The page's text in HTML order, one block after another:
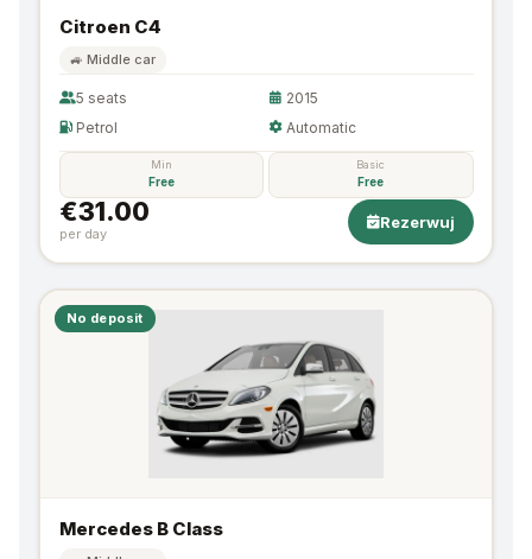
Citroen C4
🚙 Middle car
5 seats
2015
Petrol
Automatic
Min
Free
Basic
Free
€31.00
per day
Rezerwuj
No deposit
Mercedes B Class